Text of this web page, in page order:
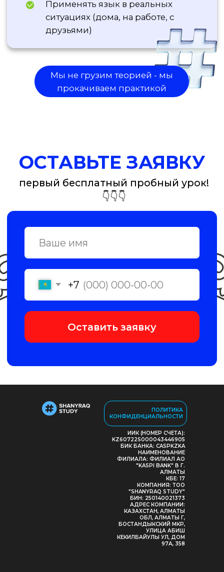
ПОЛИТИКА
КОНФИДЕНЦИАЛЬНОСТИ
ИИК (НОМЕР СЧЕТА):
KZ60722S000043446905
БИК БАНКА: CASPKZKA
НАИМЕНОВАНИЕ
ФИЛИАЛА: ФИЛИАЛ АО
"KASPI BANK" В Г.
АЛМАТЫ
КБЕ: 17
КОМПАНИЯ: ТОО
"SHANYRAQ STUDY"
БИН: 250140021373
АДРЕС КОМПАНИИ:
КАЗАХСТАН, АЛМАТЫ
ОБЛ, АЛМАТЫ Г,
БОСТАНДЫКСКИЙ МКР,
УЛИЦА АБИШ
КЕКИЛБАЙУЛЫ УЛ, ДОМ
97А, 358